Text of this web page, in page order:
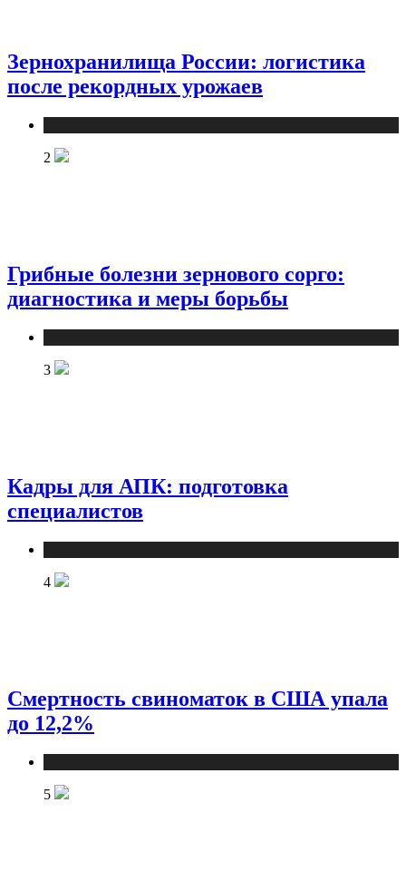
Зернохранилища России: логистика
после рекордных урожаев
2
Грибные болезни зернового сорго:
диагностика и меры борьбы
3
Кадры для АПК: подготовка
специалистов
4
Смертность свиноматок в США упала
до 12,2%
5